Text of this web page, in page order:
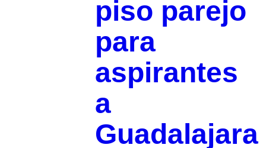
piso parejo
para
aspirantes
a
Guadalajara